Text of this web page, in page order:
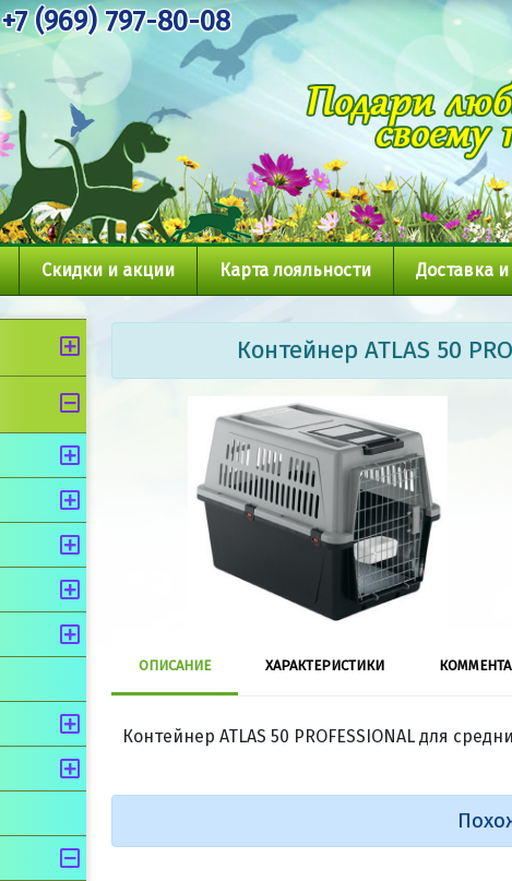
+7 (969) 797-80-08
Скидки и акции Карта лояльности Доставка
Контейнер ATLAS 50
ОПИСАНИЕ ХАРАКТЕРИСТИКИ
Контейнер ATLAS 50 PROFESSIONAL для